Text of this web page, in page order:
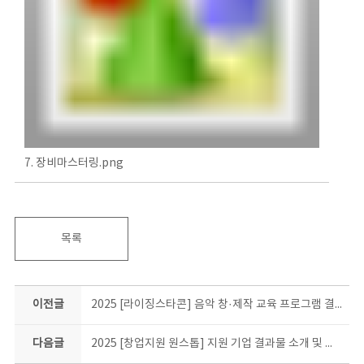
7. 장비마스터링.png
목록
이전글 2025 [라이징스타콘] 음악 창·제작 교육 프로그램 결과물 소개
다음글 2025 [창업지원 원스톱] 지원 기업 결과물 소개 및 현장 스케치